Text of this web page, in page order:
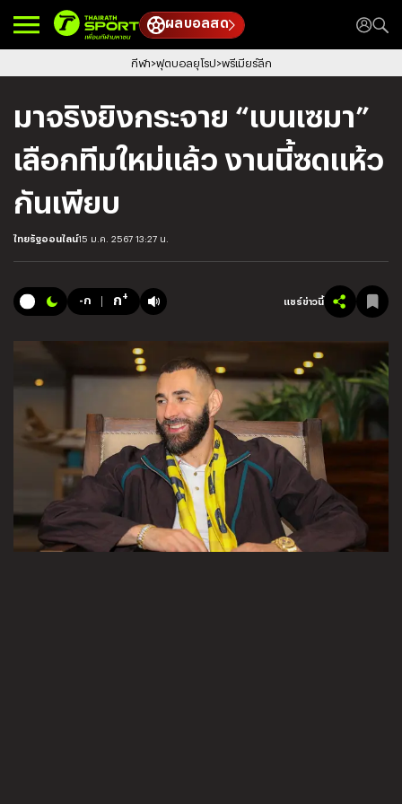
ผลบอลสด
กีฬา ฟุตบอลยุโรป พรีเมียร์ลีก
มาจริงยิงกระจาย “เบนเซมา”
เลือกทีมใหม่แล้ว งานนี้ซดแห้ว
กันเพียบ
ไทยรัฐออนไลน์15 ม.ค. 2567 13:27 น.
-ก ก+ แชร์ข่าวนี้